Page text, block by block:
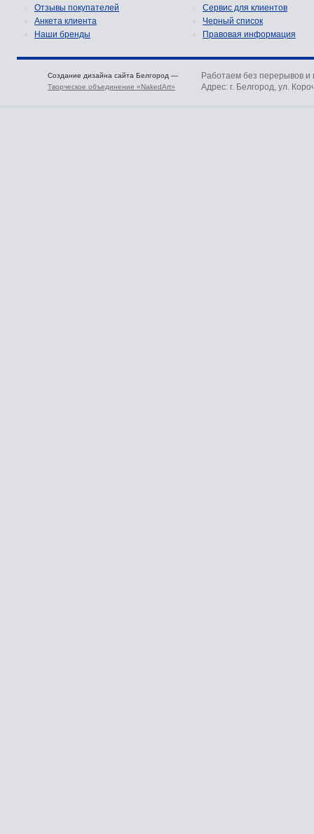
Отзывы покупателей
Анкета клиента
Наши бренды
Сервис для клиентов
Черный список
Правовая информация
Создание дизайна сайта Белгород —
Творческое объединение «NakedArt»
Работаем без перерывов и
Адрес: г. Белгород, ул.